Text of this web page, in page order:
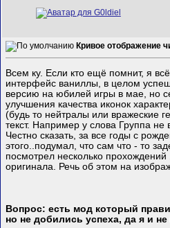
Кривое отображение
Всем ку. Если кто ещё помнит, я
интерфейс ваниллы, в целом
версию на юбилей игры в мае, но
улучшения качества иконок
(будь то нейтралы или вражеские
текст. Например у слова Группа не
Честно сказать, за все годы с
этого..подумал, что сам что - то
посмотрел несколько прохождений
оригинала. Речь об этом на
Вопрос: есть мод который
но не добились успеха, да я и